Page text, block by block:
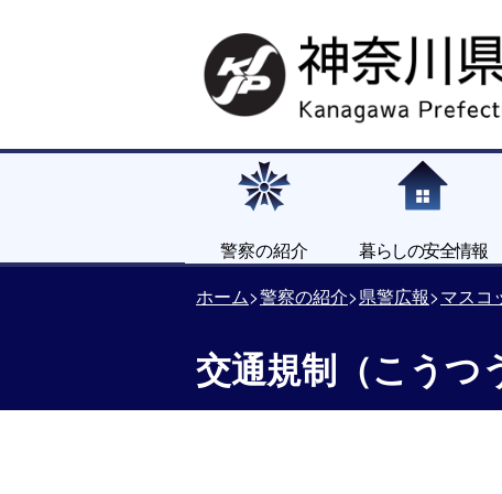
警察の紹介 暮らしの安全情報
ホーム 警察の紹介 県警広報 マスコ
交通規制（こうつ